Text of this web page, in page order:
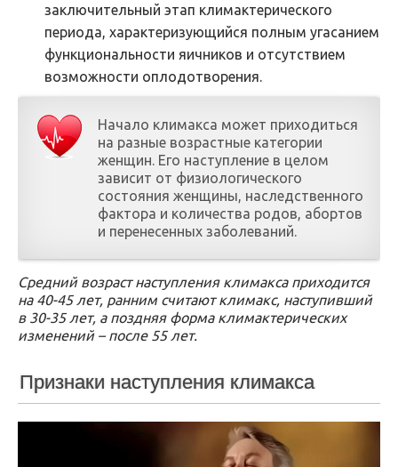
заключительный этап климактерического
периода, характеризующийся полным угасанием
функциональности яичников и отсутствием
возможности оплодотворения.
Начало климакса может приходиться
на разные возрастные категории
женщин. Его наступление в целом
зависит от физиологического
состояния женщины, наследственного
фактора и количества родов, абортов
и перенесенных заболеваний.
Средний возраст наступления климакса приходится
на 40-45 лет, ранним считают климакс, наступивший
в 30-35 лет, а поздняя форма климактерических
изменений – после 55 лет.
Признаки наступления климакса